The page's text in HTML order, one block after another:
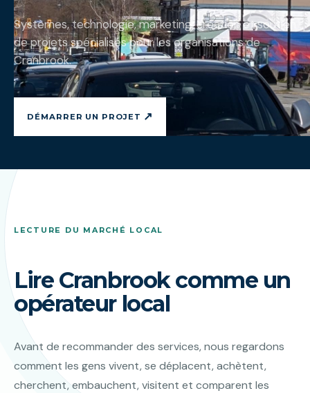
Systèmes, technologie, marketing, création et soutien
de projets spécialisés pour les organisations de
Cranbrook.
DÉMARRER UN PROJET ↗
LECTURE DU MARCHÉ LOCAL
Lire Cranbrook comme un
opérateur local
Avant de recommander des services, nous regardons
comment les gens vivent, se déplacent, achètent,
cherchent, embauchent, visitent et comparent les